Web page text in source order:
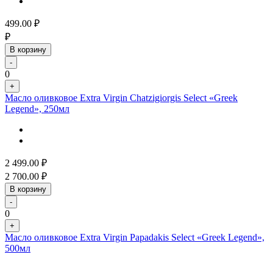
499.00 ₽
₽
В корзину
-
0
+
Масло оливковое Extra Virgin Chatzigiorgis Select «Greek
Legend», 250мл
2 499.00 ₽
2 700.00 ₽
В корзину
-
0
+
Масло оливковое Extra Virgin Papadakis Select «Greek Legend»,
500мл